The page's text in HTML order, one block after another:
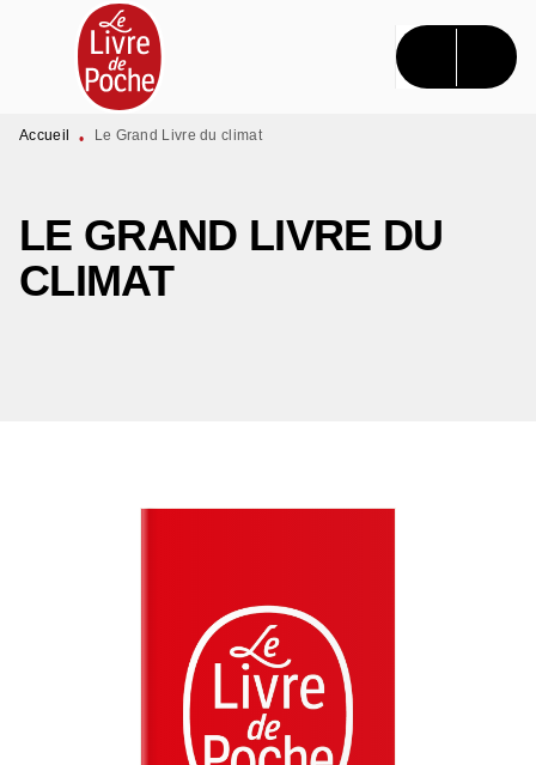
MENU RECHERCHE CONTENU
PIED DE PAGE
Accueil • Le Grand Livre du climat
LE GRAND LIVRE DU
CLIMAT